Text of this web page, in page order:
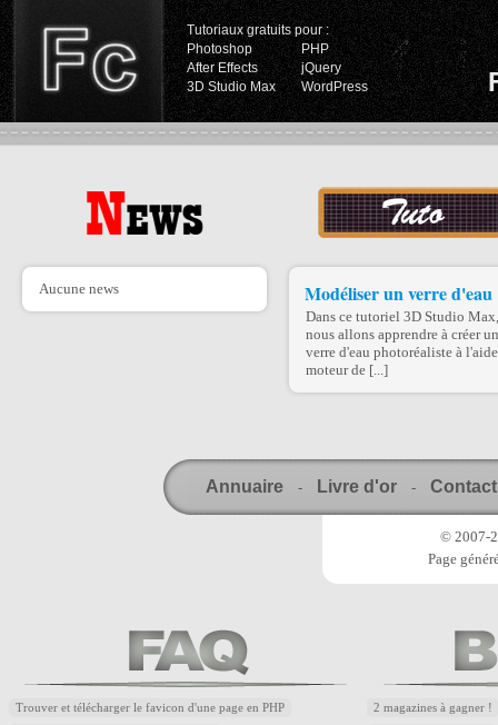
Tutoriaux gratuits pour :
Photoshop
PHP
After Effects
jQuery
3D Studio Max
WordPress
Aucune news Modéliser un verre d'eau
Dans ce tutoriel 3D Studio Max,
nous allons apprendre à créer un
verre d'eau photoréaliste à
moteur de [...]
Annuaire - Livre d'or - Contact
© 2007-
Page
Trouver et télécharger le favicon d'une page en PHP 2 magazines à gagner !